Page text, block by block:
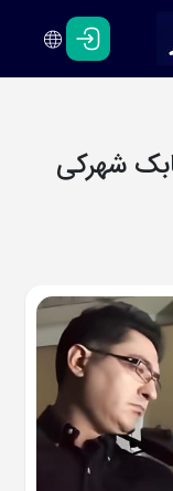
فارسی
انگلیسی
شهرکی